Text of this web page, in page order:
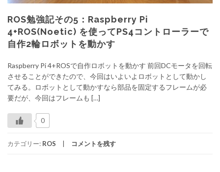
ROS勉強記その5：Raspberry Pi
4+ROS(Noetic) を使ってPS4コントローラーで
自作2輪ロボットを動かす
Raspberry Pi 4+ROSで自作ロボットを動かす 前回DCモータを回転
させることができたので、今回はいよいよロボットとして動かし
てみる。ロボットとして動かすなら部品を固定するフレームが必
要だが、今回はフレームも […]
0
カテゴリー: ROS コメントを残す